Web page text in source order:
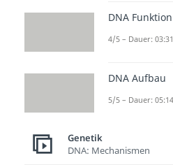
bei
Studyflix
DNA Funktion
4/5 – Dauer: 03:31
DNA Aufbau
5/5 – Dauer: 05:14
Genetik
DNA: Mechanismen